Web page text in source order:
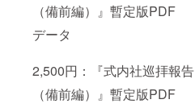
（備前編）』暫定版PDF
データ
2,500円：『式内社巡拝報告
（備前編）』暫定版PDF